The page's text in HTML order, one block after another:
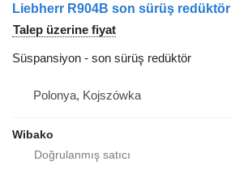
Liebherr R904B son sürüş redüktör
Talep üzerine fiyat
Süspansiyon - son sürüş redüktör
Polonya, Kojszówka
Wibako